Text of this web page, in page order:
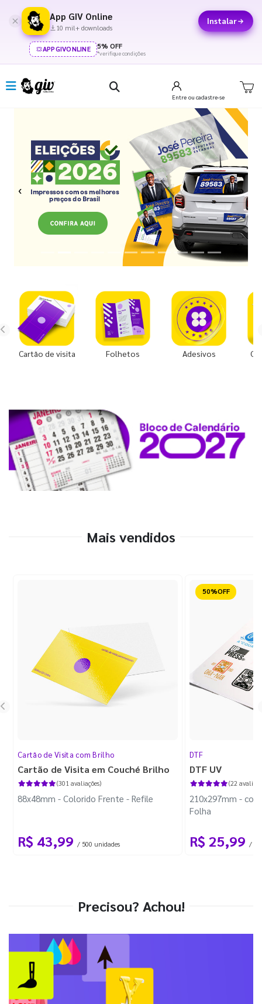
App GIV Online
10 mil+ downloads
Instalar
APPGIVONLINE 5% OFF
*verifique condições
Entre ou cadastre-se
Previous Next
Cartão de visita Folhetos Adesivos
Mais vendidos
Cartão de Visita com Brilho
Cartão de Visita em Couché Brilho
(301 avaliações)
88x48mm - Colorido Frente - Refile
R$ 43,99 / 500 unidades
Reduzido
DTF
DTF UV
(22
210x297mm -
Folha
R$ 25,99 / 1
Precisou? Achou!